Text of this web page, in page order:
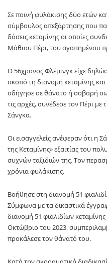
Σε ποινή φυλάκισης δύο ετών
σύμβουλος απεξάρτησης που
δόσεις κεταμίνης οι οποίες
Μάθιου Πέρι, του αγαπημένου
Ο 56χρονος Φλέμινγκ είχε
σκοπό τη διανομή κεταμίνης
οδήγησε σε θάνατο ή σοβαρή
τις αρχές, συνέδεσε τον Πέρι
Σάνγκα.
Οι εισαγγελείς ανέφεραν ότι η
της Κεταμίνης» εξαιτίας του
συχνών ταξιδιών της. Τον
χρόνια φυλάκισης.
Βοήθησε στη διανομή 51
Σύμφωνα με τα δικαστικά
διανομή 51 φιαλιδίων
Οκτώβριο του 2023,
προκάλεσε τον θάνατό του.